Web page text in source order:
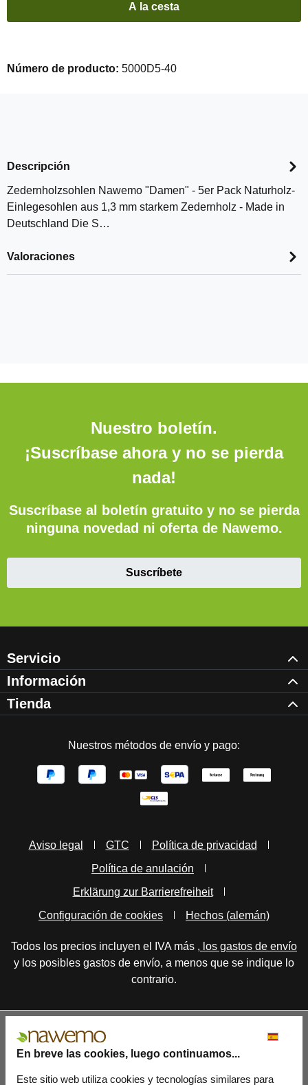
En breve las cookies, luego continuamos...
Este sitio web utiliza cookies y tecnologías similares para
A la cesta
Número de producto: 5000D5-40
Descripción
Zedernholzsohlen Nawemo "Damen" - 5er Pack Naturholz-
Einlegesohlen aus 1,3 mm starkem Zedernholz - Made in
Deutschland Die S…
Valoraciones
Nuestro boletín.
¡Suscríbase ahora y no se pierda
nada!
Suscríbase al boletín gratuito y no se pierda
ninguna novedad ni oferta de Nawemo.
Suscríbete
Servicio
Información
Tienda
Nuestros métodos de envío y pago:
Aviso legal GTC
Política de privacidad
Política de anulación
Erklärung zur Barrierefreiheit
Configuración de cookies
Hechos (alemán)
Todos los precios incluyen el IVA más , los gastos de envío
y los posibles gastos de envío, a menos que se indique lo
contrario.